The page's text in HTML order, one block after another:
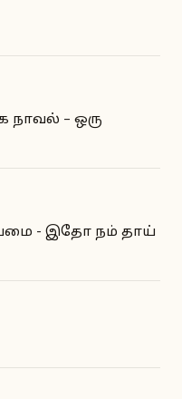
நாவல் – ஒரு
- இதோ நம் தாய்